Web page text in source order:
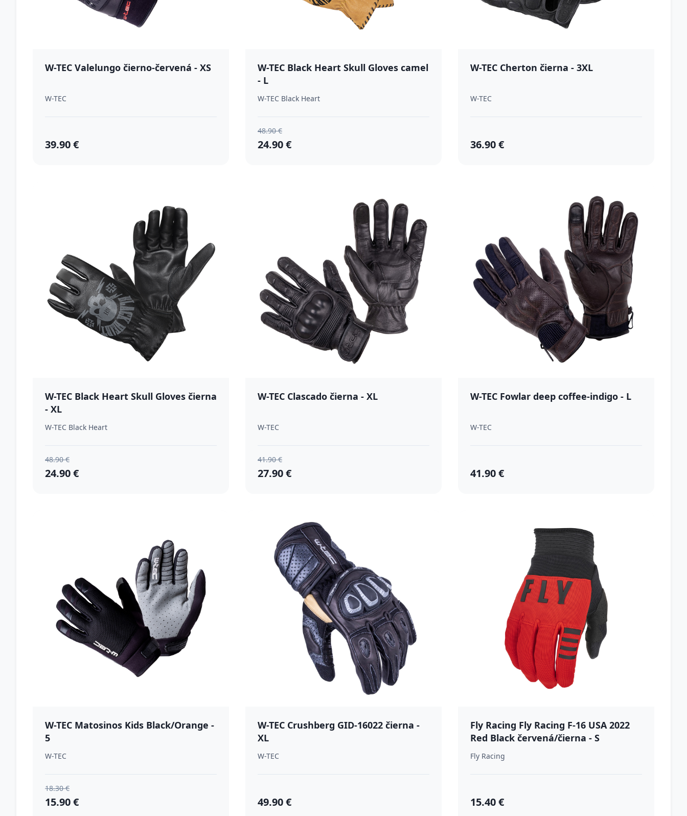
W-TEC Valelungo čierno-červená - XS
W-TEC
39.90 €
W-TEC Black Heart Skull Gloves camel
- L
W-TEC Black Heart
48.90 €
24.90 €
W-TEC Cherton čierna - 3XL
W-TEC
36.90 €
W-TEC Black Heart Skull Gloves čierna
- XL
W-TEC Black Heart
48.90 €
24.90 €
W-TEC Clascado čierna - XL
W-TEC
41.90 €
27.90 €
W-TEC Fowlar deep coffee-indigo - L
W-TEC
41.90 €
W-TEC Matosinos Kids Black/Orange -
5
W-TEC
18.30 €
15.90 €
W-TEC Crushberg GID-16022 čierna -
XL
W-TEC
49.90 €
Fly Racing Fly Racing F-16 USA 2022
Red Black červená/čierna - S
Fly Racing
15.40 €